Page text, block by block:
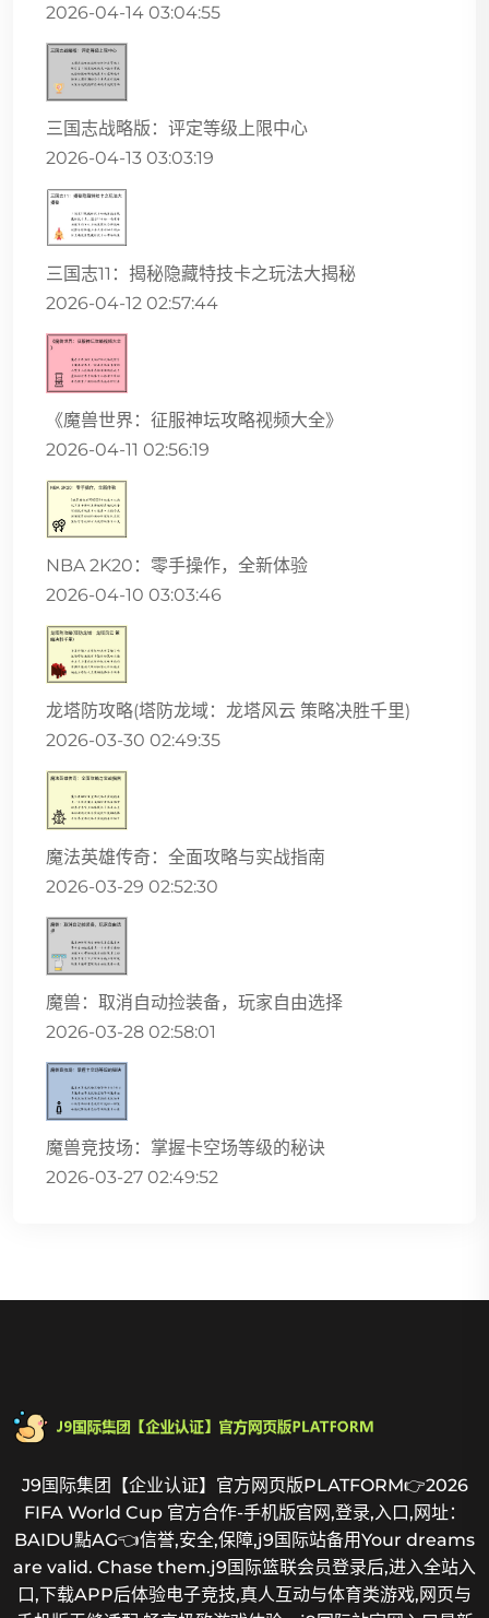
2026-04-14 03:04:55
三国志战略版：评定等级上限中心
2026-04-13 03:03:19
三国志11：揭秘隐藏特技卡之玩法大揭秘
2026-04-12 02:57:44
《魔兽世界：征服神坛攻略视频大全》
2026-04-11 02:56:19
NBA 2K20：零手操作，全新体验
2026-04-10 03:03:46
龙塔防攻略(塔防龙域：龙塔风云 策略决胜千里)
2026-03-30 02:49:35
魔法英雄传奇：全面攻略与实战指南
2026-03-29 02:52:30
魔兽：取消自动捡装备，玩家自由选择
2026-03-28 02:58:01
魔兽竞技场：掌握卡空场等级的秘诀
2026-03-27 02:49:52
J9国际集团【企业认证】官方网页版PLATFORM👉2026
FIFA World Cup 官方合作-手机版官网,登录,入口,网址：
BAIDU點AG👈信誉,安全,保障,j9国际站备用Your dreams
are valid. Chase them.j9国际篮联会员登录后,进入全站入
口,下载APP后体验电子竞技,真人互动与体育类游戏,网页与